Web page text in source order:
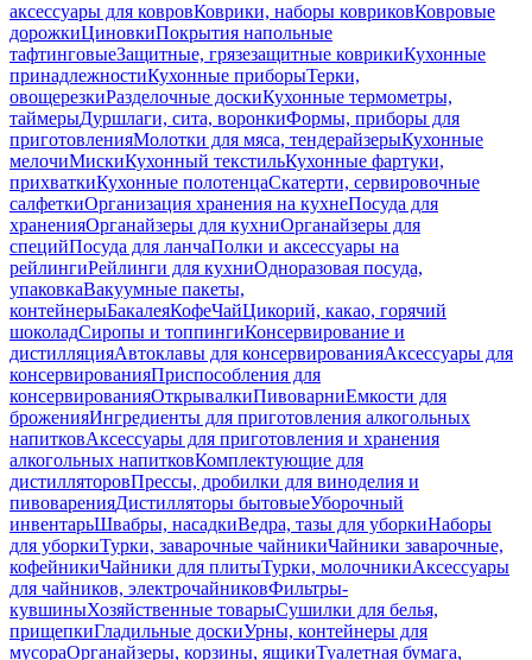
аксессуары для ковровКоврики, наборы ковриковКовровые
дорожкиЦиновкиПокрытия напольные
тафтинговыеЗащитные, грязезащитные коврикиКухонные
принадлежностиКухонные приборыТерки,
овощерезкиРазделочные доскиКухонные термометры,
таймерыДуршлаги, сита, воронкиФормы, приборы для
приготовленияМолотки для мяса, тендерайзерыКухонные
мелочиМискиКухонный текстильКухонные фартуки,
прихваткиКухонные полотенцаСкатерти, сервировочные
салфеткиОрганизация хранения на кухнеПосуда для
храненияОрганайзеры для кухниОрганайзеры для
специйПосуда для ланчаПолки и аксессуары на
рейлингиРейлинги для кухниОдноразовая посуда,
упаковкаВакуумные пакеты,
контейнерыБакалеяКофеЧайЦикорий, какао, горячий
шоколадСиропы и топпингиКонсервирование и
дистилляцияАвтоклавы для консервированияАксессуары для
консервированияПриспособления для
консервированияОткрывалкиПивоварниЕмкости для
броженияИнгредиенты для приготовления алкогольных
напитковАксессуары для приготовления и хранения
алкогольных напитковКомплектующие для
дистилляторовПрессы, дробилки для виноделия и
пивоваренияДистилляторы бытовыеУборочный
инвентарьШвабры, насадкиВедра, тазы для уборкиНаборы
для уборкиТурки, заварочные чайникиЧайники заварочные,
кофейникиЧайники для плитыТурки, молочникиАксессуары
для чайников, электрочайниковФильтры-
кувшиныХозяйственные товарыСушилки для белья,
прищепкиГладильные доскиУрны, контейнеры для
мусораОрганайзеры, корзины, ящикиТуалетная бумага,